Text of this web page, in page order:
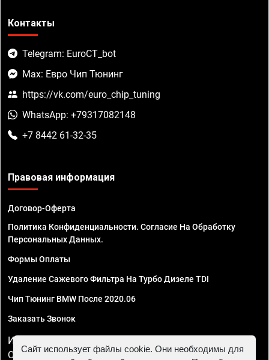
Контакты
Telegram: EuroCT_bot
Max: Евро Чип Тюнинг
https://vk.com/euro_chip_tuning
WhatsApp: +79317082148
+7 8442 61-32-35
Правовая информация
Договор-Оферта
Политика Конфиденциальности. Согласие На Обработку
Персональных Данных.
Формы Оплаты
Удаление Сажевого Фильтра На Турбо Дизеле TDI
Чип Тюнинг BMW После 2020.06
Заказать Звонок
ИП Смирнов Георгий Павлович. ИНН 781302555843,
ОГРНИП 324470400032610
Сайт использует файлы cookie. Они необходимы для